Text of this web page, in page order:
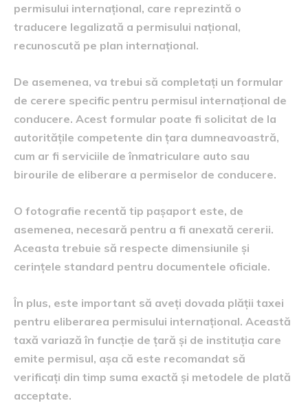
permisului internațional, care reprezintă o
traducere legalizată a permisului național,
recunoscută pe plan internațional.
De asemenea, va trebui să completați un formular
de cerere specific pentru permisul internațional de
conducere. Acest formular poate fi solicitat de la
autoritățile competente din țara dumneavoastră,
cum ar fi serviciile de înmatriculare auto sau
birourile de eliberare a permiselor de conducere.
O fotografie recentă tip pașaport este, de
asemenea, necesară pentru a fi anexată cererii.
Aceasta trebuie să respecte dimensiunile și
cerințele standard pentru documentele oficiale.
În plus, este important să aveți dovada plății taxei
pentru eliberarea permisului internațional. Această
taxă variază în funcție de țară și de instituția care
emite permisul, așa că este recomandat să
verificați din timp suma exactă și metodele de plată
acceptate.